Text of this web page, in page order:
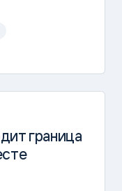
граница